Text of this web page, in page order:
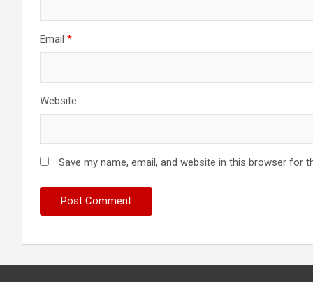
Email *
Website
Save my name, email, and website in this browser for